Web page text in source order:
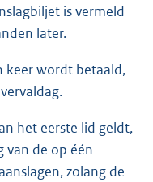
is vermeld
later.
keer wordt betaald,
het eerste lid geldt,
van de op één
zolang de